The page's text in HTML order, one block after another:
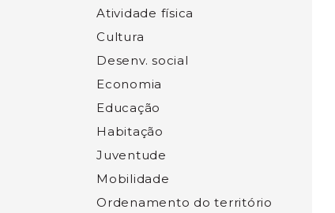
Atividade física
Cultura
Desenv. social
Economia
Educação
Habitação
Juventude
Mobilidade
Ordenamento do território